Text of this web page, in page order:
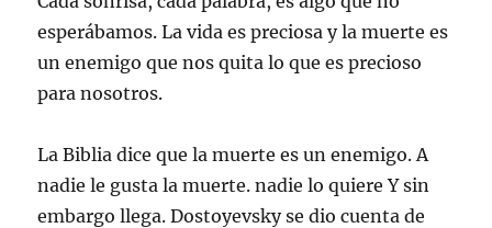
esperábamos. La vida es preciosa y la muerte es
un enemigo que nos quita lo que es precioso
para nosotros.
La Biblia dice que la muerte es un enemigo. A
nadie le gusta la muerte. nadie lo quiere Y sin
embargo llega. Dostoyevsky se dio cuenta de